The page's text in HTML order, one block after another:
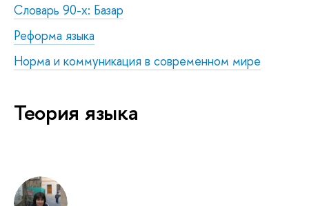
Словарь 90-х: Базар
Реформа языка
Норма и коммуникация в современном мире
Теория языка